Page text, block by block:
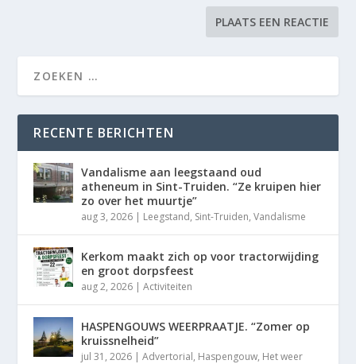
RECENTE BERICHTEN
Vandalisme aan leegstaand oud
atheneum in Sint-Truiden. “Ze kruipen hier
zo over het muurtje”
aug 3, 2026 | Leegstand, Sint-Truiden,Vandalisme
Kerkom maakt zich op voor tractorwijding
en groot dorpsfeest
aug 2, 2026 |Activiteiten
HASPENGOUWS WEERPRAATJE. “Zomer op
kruissnelheid”
jul 31, 2026 |Advertorial, Haspengouw, Het weer